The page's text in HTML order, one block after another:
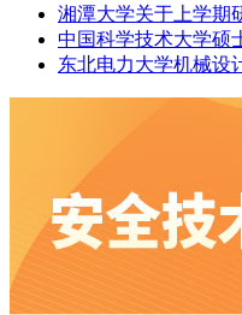
湘潭大学关于上学期
中国科学技术大学硕
东北电力大学机械设